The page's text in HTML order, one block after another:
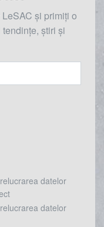
și primiți o
știri și
datelor
datelor